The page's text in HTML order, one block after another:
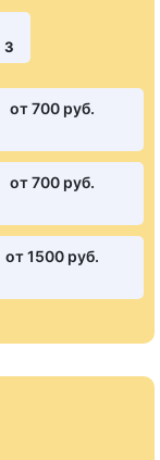
3
от 700 pуб.
от 700 pуб.
от 1500 pуб.